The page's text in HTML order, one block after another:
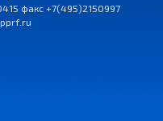
факс +7(495)2150997